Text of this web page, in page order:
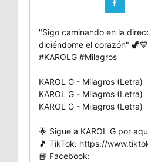
"Sigo caminando en la
diciéndome el corazón" 🦖💙
#KAROLG #Milagros
KAROL G - Milagros (Letra)
KAROL G - Milagros (Letra)
KAROL G - Milagros (Letra)
🌟 Sigue a KAROL G por
🎵 TikTok: https://
📘 Facebook: